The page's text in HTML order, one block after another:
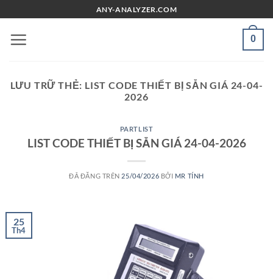
đến
nội
ANY-ANALYZER.COM
0
LƯU TRỮ THẺ: LIST CODE THIẾT BỊ SẴN GIÁ 24-04-
2026
PARTLIST
LIST CODE THIẾT BỊ SẴN GIÁ 24-04-2026
ĐÃ ĐĂNG TRÊN 25/04/2026 BỞI MR TÍNH
25
Th4